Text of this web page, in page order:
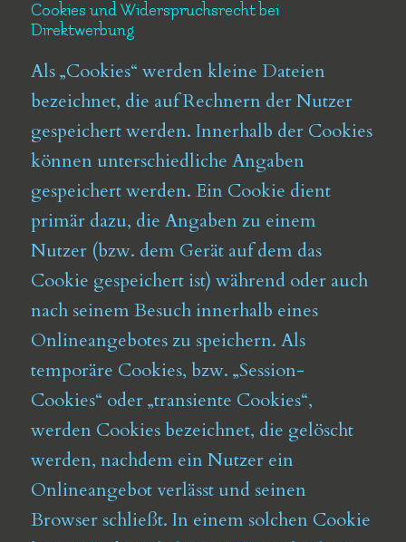
Cookies und Widerspruchsrecht bei
Direktwerbung
Als „Cookies“ werden kleine Dateien
bezeichnet, die auf Rechnern der Nutzer
gespeichert werden. Innerhalb der Cookies
können unterschiedliche Angaben
gespeichert werden. Ein Cookie dient
primär dazu, die Angaben zu einem
Nutzer (bzw. dem Gerät auf dem das
Cookie gespeichert ist) während oder auch
nach seinem Besuch innerhalb eines
Onlineangebotes zu speichern. Als
temporäre Cookies, bzw. „Session-
Cookies“ oder „transiente Cookies“,
werden Cookies bezeichnet, die gelöscht
werden, nachdem ein Nutzer ein
Onlineangebot verlässt und seinen
Browser schließt. In einem solchen Cookie